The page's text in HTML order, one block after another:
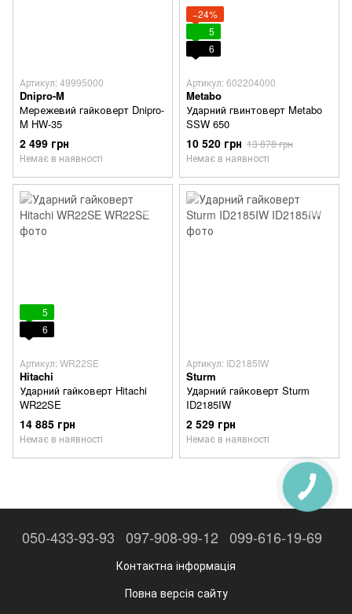
Артикул: 49995000
Dnipro-M
Мережевий гайковерт Dnipro-
M HW-35
2 499 грн
Немає в наявності
−24%
5
6
Артикул: 602204000
Metabo
Ударний гвинтоверт Metabo
SSW 650
10 520 грн 13 878 грн
Немає в наявності
5
6
Артикул: WR22SE
Hitachi
Ударний гайковерт Hitachi
WR22SE
14 885 грн
Немає в наявності
Артикул: ID2185IW
Sturm
Ударний гайковерт Sturm
ID2185IW
2 529 грн
Немає в наявності
050-433-93-93 097-908-99-12 099-616-19-69
Контактна інформація
Повна версія сайту